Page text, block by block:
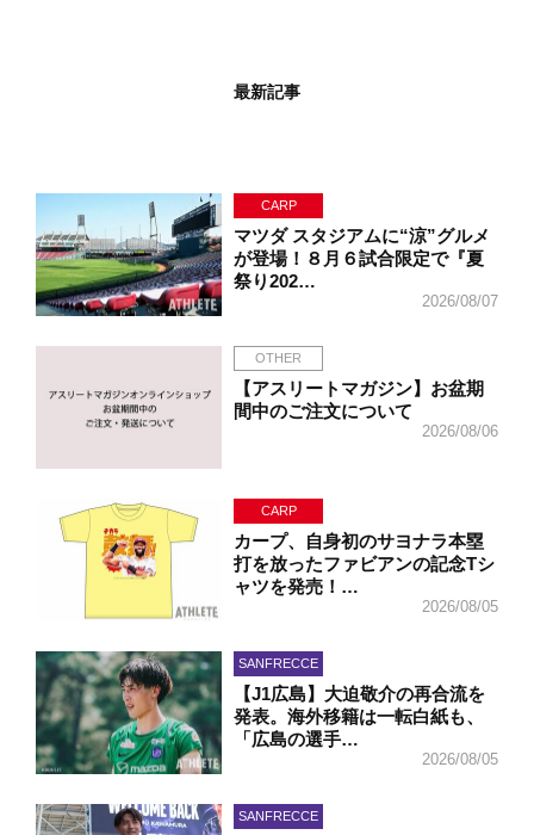
最新記事
CARP
マツダ スタジアムに“涼”グルメ
が登場！８月６試合限定で『夏
祭り202…
2026/08/07
OTHER
【アスリートマガジン】お盆期
間中のご注文について
2026/08/06
CARP
カープ、自身初のサヨナラ本塁
打を放ったファビアンの記念Tシ
ャツを発売！…
2026/08/05
SANFRECCE
【J1広島】大迫敬介の再合流を
発表。海外移籍は一転白紙も、
「広島の選手…
2026/08/05
SANFRECCE